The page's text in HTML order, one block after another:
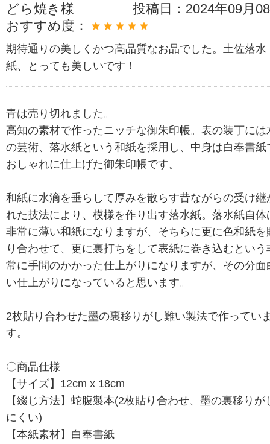
どら焼き様 投稿日： 2024年09月
おすすめ度：
期待通りの美しくかつ高品質なお品でした。土佐落水
紙、とっても美しいです！
青は売り切れました。
高知の素材で作ったニッチな御朱印帳。表の装丁には
の芸術、落水紙という和紙を採用し、中身は白奉書紙
おしゃれに仕上げた御朱印帳です。
和紙に水滴を垂らして厚みを散らす昔ながらの受け継
れた技法により、模様を作り出す落水紙。落水紙自体
非常に薄い和紙になりますが、そちらに更に色和紙を
り合わせて、更に裏打ちをして表紙に巻き込むという
常に手間のかかった仕上がりになりますが、その分面
い仕上がりになっていると思います。
2枚貼り合わせた墨の裏移りがし難い製法で作ってい
す。
〇商品仕様
【サイズ】12cm x 18cm
【綴じ方法】蛇腹製本(2枚貼り合わせ、墨の裏移りが
にくい)
【本紙素材】白奉書紙